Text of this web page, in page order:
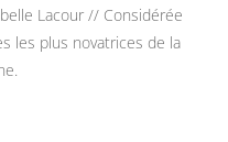
Lacour // Considérée
les plus novatrices de la